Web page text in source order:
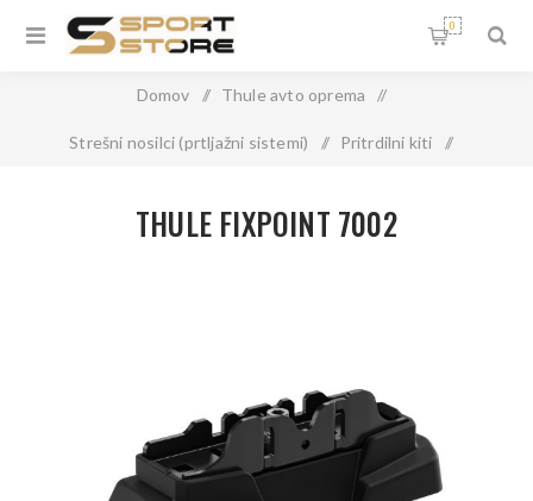
0
Domov / Thule avto oprema /
Strešni nosilci (prtljažni sistemi) / Pritrdilni kiti /
THULE FIXPOINT 7002